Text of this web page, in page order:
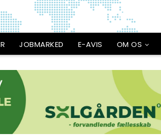
JOBMARKED E-AVIS OM OS